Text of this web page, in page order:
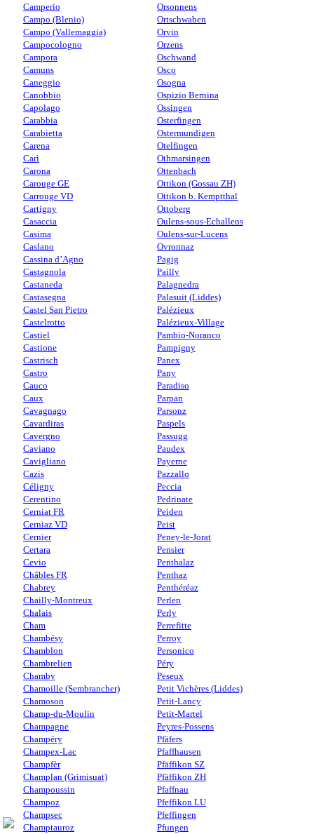
Camperio
Campo (Blenio)
Campo (Vallemaggia)
Campocologno
Campora
Camuns
Caneggio
Canobbio
Capolago
Carabbia
Carabietta
Carena
Carì
Carona
Carouge GE
Carrouge VD
Cartigny
Casaccia
Casima
Caslano
Cassina d’Agno
Castagnola
Castaneda
Castasegna
Castel San Pietro
Castelrotto
Castiel
Castione
Castrisch
Castro
Cauco
Caux
Cavagnago
Cavardiras
Cavergno
Caviano
Cavigliano
Cazis
Céligny
Cerentino
Cerniat FR
Cerniaz VD
Cernier
Certara
Cevio
Châbles FR
Chabrey
Chailly-Montreux
Chalais
Cham
Chambésy
Chamblon
Chambrelien
Chamby
Chamoille (Sembrancher)
Chamoson
Champ-du-Moulin
Champagne
Champéry
Champex-Lac
Champfèr
Champlan (Grimisuat)
Champoussin
Champoz
Champsec
Champtauroz
Orsonnens
Ortschwaben
Orvin
Orzens
Oschwand
Osco
Osogna
Ospizio Bernina
Ossingen
Osterfingen
Ostermundigen
Otelfingen
Othmarsingen
Ottenbach
Ottikon (Gossau ZH)
Ottikon b. Kemptthal
Ottoberg
Oulens-sous-Echallens
Oulens-sur-Lucens
Ovronnaz
Pagig
Pailly
Palagnedra
Palasuit (Liddes)
Palézieux
Palézieux-Village
Pambio-Noranco
Pampigny
Panex
Pany
Paradiso
Parpan
Parsonz
Paspels
Passugg
Paudex
Payerne
Pazzallo
Peccia
Pedrinate
Peiden
Peist
Peney-le-Jorat
Pensier
Penthalaz
Penthaz
Penthéréaz
Perlen
Perly
Perrefitte
Perroy
Personico
Péry
Peseux
Petit Vichères (Liddes)
Petit-Lancy
Petit-Martel
Peyres-Possens
Pfäfers
Pfaffhausen
Pfäffikon SZ
Pfäffikon ZH
Pfaffnau
Pfeffikon LU
Pfeffingen
Pfungen